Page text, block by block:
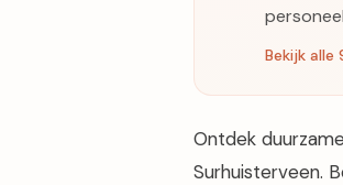
Bekijk alle
Ontdek
Surhuisterveen.